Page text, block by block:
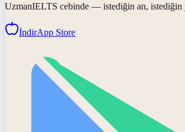
UzmanIELTS cebinde — istediğin an, istediğin
İndirApp Store